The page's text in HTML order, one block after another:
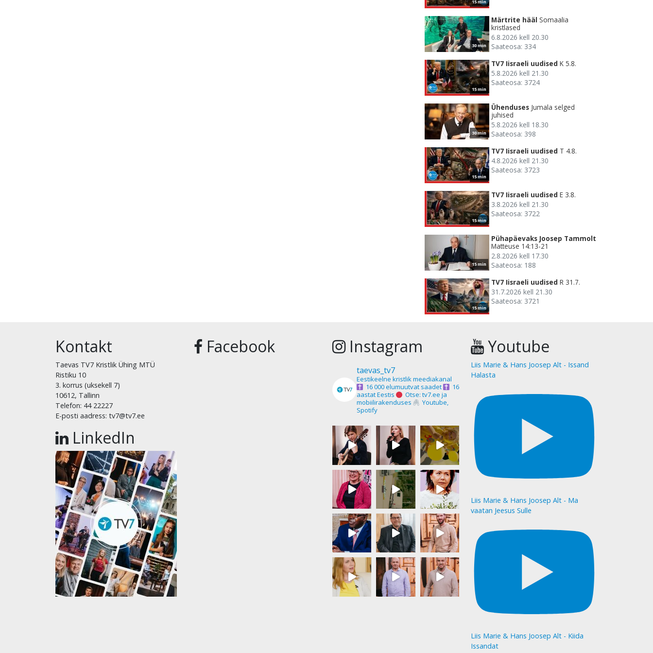
15 min
30 min
Märtrite hääl Somaalia
kristlased
6.8.2026 kell 20.30
Saateosa: 334
15 min
TV7 Iisraeli uudised K 5.8.
5.8.2026 kell 21.30
Saateosa: 3724
30 min
Ühenduses Jumala selged
juhised
5.8.2026 kell 18.30
Saateosa: 398
15 min
TV7 Iisraeli uudised T 4.8.
4.8.2026 kell 21.30
Saateosa: 3723
15 min
TV7 Iisraeli uudised E 3.8.
3.8.2026 kell 21.30
Saateosa: 3722
15 min
Pühapäevaks Joosep Tammolt
Matteuse 14:13-21
2.8.2026 kell 17.30
Saateosa: 188
15 min
TV7 Iisraeli uudised R 31.7.
31.7.2026 kell 21.30
Saateosa: 3721
Kontakt
Taevas TV7 Kristlik Ühing MTÜ
Ristiku 10
3. korrus (uksekell 7)
10612, Tallinn
Telefon: 44 22227
E-posti aadress: tv7@tv7.ee
LinkedIn
Facebook Instagram
taevas_tv7
Eestikeelne kristlik meediakanal
16 000 elumuutvat saadet
16
aastat Eestis
Otse: tv7.ee ja
mobiilirakenduses
Youtube,
Spotify
Youtube
Liis Marie & Hans Joosep Alt - Issand
Halasta
Liis Marie & Hans Joosep Alt - Ma
vaatan Jeesus Sulle
Liis Marie & Hans Joosep Alt - Kiida
Issandat